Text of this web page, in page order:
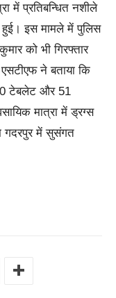
में प्रतिबन्धित नशीले
हुई। इस मामले में पुलिस
को भी गिरफ्तार
ने बताया कि
टेबलेट और 51
मात्रा में ड्रग्स
गदरपुर में सुसंगत